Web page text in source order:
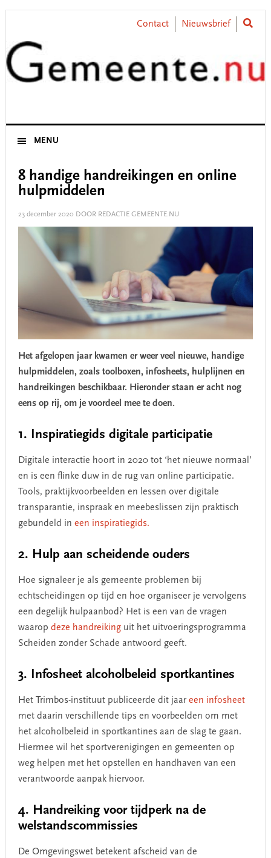
Skip
primary
navigation
Skip
content
Skip
primary
sidebar
Skip
footer
Contact Nieuwsbrief
MENU
8 handige handreikingen en online
hulpmiddelen
23 december 2020 DOOR REDACTIE GEMEENTE.NU
Het afgelopen jaar kwamen er weer veel nieuwe, handige
hulpmiddelen, zoals toolboxen, infosheets, hulplijnen en
handreikingen beschikbaar. Hieronder staan er acht nog
eens op rij, om je voordeel mee te doen.
1. Inspiratiegids digitale participatie
Digitale interactie hoort in 2020 tot ‘het nieuwe normaal’
en is een flinke duw in de rug van online participatie.
Tools, praktijkvoorbeelden en lessen over digitale
transparantie, inspraak en meebeslissen zijn praktisch
gebundeld in een inspiratiegids.
2. Hulp aan scheidende ouders
Hoe signaleer je als gemeente problemen bij
echtscheidingen op tijd en hoe organiseer je vervolgens
een degelijk hulpaanbod? Het is een van de vragen
waarop deze handreikinguit het uitvoeringsprogramma
Scheiden zonder Schade antwoord geeft.
3. Infosheet alcoholbeleid sportkantines
Het Trimbos-instituut publiceerde dit jaareen infosheet
met daarin verschillende tips en voorbeelden om met
het alcoholbeleid in sportkantines aan de slag te gaan.
Hiermee wil het sportverenigingen en gemeenten op
weg helpen met het opstellen en handhaven van een
verantwoorde aanpak hiervoor.
4. Handreiking voor tijdperk na de
welstandscommissies
De Omgevingswet betekent afscheid van de